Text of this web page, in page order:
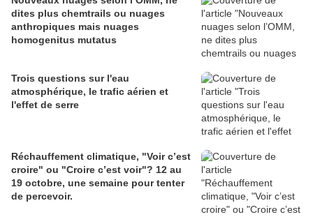
dites plus chemtrails ou nuages
anthropiques mais nuages
homogenitus mutatus
Trois questions sur l'eau
atmosphérique, le trafic aérien et
l'effet de serre
Réchauffement climatique, "Voir c’est
croire" ou "Croire c’est voir"? 12 au
19 octobre, une semaine pour tenter
de percevoir.